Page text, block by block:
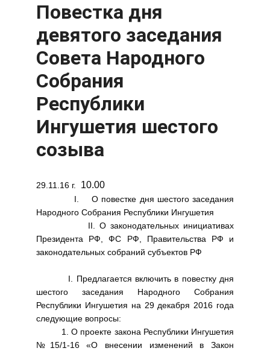
Повестка дня
девятого заседания
Совета Народного
Собрания
Республики
Ингушетия шестого
созыва
29.11.16 г. 10.00
I. О повестке дня шестого заседания
Народного Собрания Республики Ингушетия
II. О законодательных инициативах
Президента РФ, ФС РФ, Правительства РФ и
законодательных собраний субъектов РФ
I. Предлагается включить в повестку дня
шестого заседания Народного Собрания
Республики Ингушетия на 29 декабря 2016 года
следующие вопросы:
1. О проекте закона Республики Ингушетия
№15/1-16 «О внесении изменений в Закон